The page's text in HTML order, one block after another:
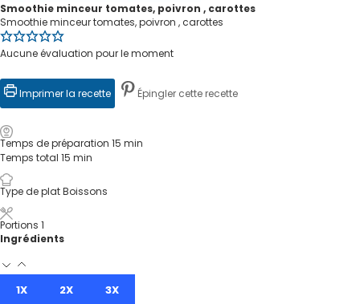
Smoothie minceur tomates, poivron , carottes
Smoothie minceur tomates, poivron , carottes
Aucune évaluation pour le moment
Imprimer la recette Épingler cette recette
Temps de préparation 15 min
Temps total 15 min
Type de platBoissons
Portions 1
Ingrédients
1X 2X 3X